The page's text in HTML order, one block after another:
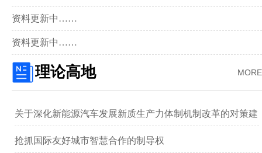
资料更新中……
资料更新中……
MORE
理论高地
关于深化新能源汽车发展新质生产力体制机制改革的对策建
议 ——以广汽集团为例
抢抓国际友好城市智慧合作的制导权